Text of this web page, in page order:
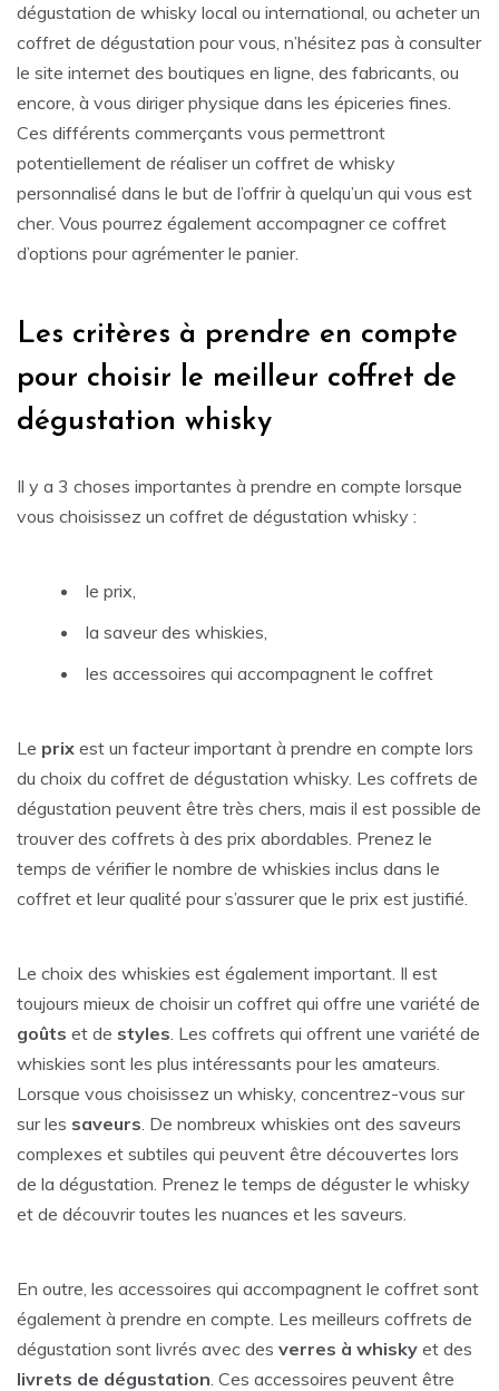
dégustation de whisky local ou international, ou acheter un
coffret de dégustation pour vous, n’hésitez pas à consulter
le site internet des boutiques en ligne, des fabricants, ou
encore, à vous diriger physique dans les épiceries fines.
Ces différents commerçants vous permettront
potentiellement de réaliser un coffret de whisky
personnalisé dans le but de l’offrir à quelqu’un qui vous est
cher. Vous pourrez également accompagner ce coffret
d’options pour agrémenter le panier.
Les critères à prendre en compte
pour choisir le meilleur coffret de
dégustation whisky
Il y a 3 choses importantes à prendre en compte lorsque
vous choisissez un coffret de dégustation whisky :
le prix,
la saveur des whiskies,
les accessoires qui accompagnent le coffret
Le prix est un facteur important à prendre en compte lors
du choix du coffret de dégustation whisky. Les coffrets de
dégustation peuvent être très chers, mais il est possible de
trouver des coffrets à des prix abordables. Prenez le
temps de vérifier le nombre de whiskies inclus dans le
coffret et leur qualité pour s’assurer que le prix est justifié.
Le choix des whiskies est également important. Il est
toujours mieux de choisir un coffret qui offre une variété de
goûts et de styles . Les coffrets qui offrent une variété de
whiskies sont les plus intéressants pour les amateurs.
Lorsque vous choisissez un whisky, concentrez-vous sur
sur les saveurs . De nombreux whiskies ont des saveurs
complexes et subtiles qui peuvent être découvertes lors
de la dégustation. Prenez le temps de déguster le whisky
et de découvrir toutes les nuances et les saveurs.
En outre, les accessoires qui accompagnent le coffret sont
également à prendre en compte. Les meilleurs coffrets de
dégustation sont livrés avec des verres à whisky et des
livrets de dégustation . Ces accessoires peuvent être